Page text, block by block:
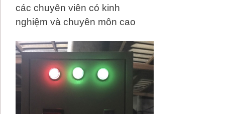
các chuyên viên có kinh
nghiệm và chuyên môn cao